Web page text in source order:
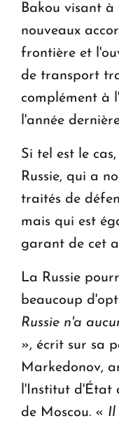
Bakou visant
nouveaux
frontière et
de transport
complément à
l'année
Si tel est le
Russie, qui a
traités de
mais qui est
garant de cet
La Russie
beaucoup
Russie n'a
», écrit sur sa
Markedonov,
l'Institut d'État
de Moscou. « Il